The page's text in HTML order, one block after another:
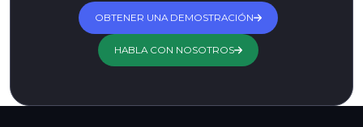
OBTENER UNA DEMOSTRACIÓN
HABLA CON NOSOTROS